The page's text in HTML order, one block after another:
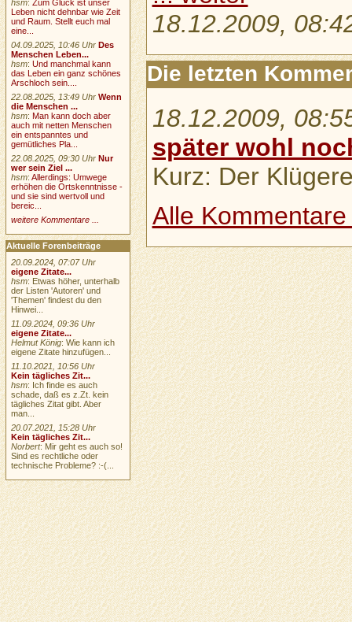
18.12.2009,
Die letzten
18.12.2009,
später wohl
Kurz: Der
Alle Kommentare
hsm:Zum Glück ist unser
Leben nicht dehnbar wie Zeit
und Raum. Stellt euch mal
eine...
04.09.2025, 10:46 Uhr Des
Menschen Leben...
hsm:Und manchmal kann
das Leben ein ganz schönes
Arschloch sein....
22.08.2025, 13:49 Uhr Wenn
die Menschen ...
hsm:Man kann doch aber
auch mit netten Menschen
ein entspanntes und
gemütliches Pla...
22.08.2025, 09:30 Uhr Nur
wer sein Ziel ...
hsm:Allerdings: Umwege
erhöhen die Ortskenntnisse -
und sie sind wertvoll und
bereic...
weitere Kommentare ...
Aktuelle Forenbeiträge
20.09.2024, 07:07 Uhr
eigene Zitate...
hsm: Etwas höher, unterhalb
der Listen 'Autoren' und
'Themen' findest du den
Hinwei...
11.09.2024, 09:36 Uhr
eigene Zitate...
Helmut König: Wie kann ich
eigene Zitate hinzufügen...
11.10.2021, 10:56 Uhr
Kein tägliches Zit...
hsm: Ich finde es auch
schade, daß es z.Zt. kein
tägliches Zitat gibt. Aber
man...
20.07.2021, 15:28 Uhr
Kein tägliches Zit...
Norbert: Mir geht es auch so!
Sind es rechtliche oder
technische Probleme? :-(...